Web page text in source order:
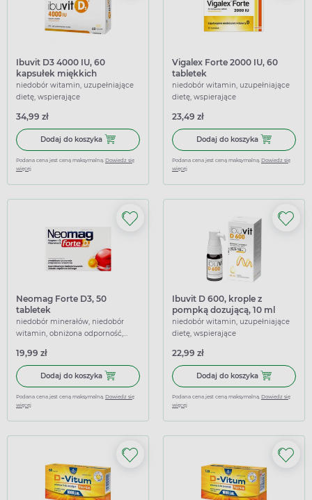
Ibuvit D3 4000 IU, 60
kapsułek miękkich
niedobór witamin, uzupełniające
dietę, wspierające
34,99 zł
Dodaj do koszyka Dodaj do koszyka Ibuvit D3 4000 IU, 60 kapsułek
Podana cena jest ceną maksymalną. Dowiedz się
więcej
Vigalex Forte 2000 IU, 60
tabletek
niedobór witamin, uzupełniające
dietę, wspierające
23,49 zł
Dodaj do koszyka Dodaj do
Podana cena jest ceną maksymalną. Dowiedz się
więcej
Neomag Forte D3, 50
tabletek
niedobór minerałów, niedobór
witamin, obniżona odporność,
19,99 zł
Dodaj do koszyka Dodaj do koszyka Neomag Forte D3, 50 tabletek
Podana cena jest ceną maksymalną. Dowiedz się
więcej
Ibuvit D 600, krople z
pompką dozującą, 10 ml
niedobór witamin, uzupełniające
dietę, wspierające
22,99 zł
Dodaj do koszyka Dodaj do
Podana cena jest ceną maksymalną. Dowiedz się
więcej